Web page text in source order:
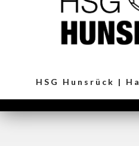
HSG Hunsrück |